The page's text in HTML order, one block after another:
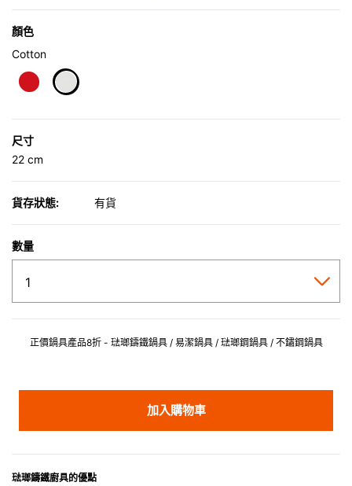
顏色
Cotton
尺寸
22 cm
貨存狀態: 有貨
數量
正價鍋具產品8折 - 琺瑯鑄鐵鍋具 / 易潔鍋具 / 琺瑯鋼鍋具 / 不鏽鋼鍋具
加入購物車
琺瑯鑄鐵廚具的優點